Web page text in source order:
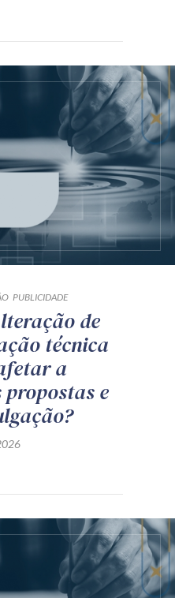
PUBLICIDADE
de
técnica
a
e